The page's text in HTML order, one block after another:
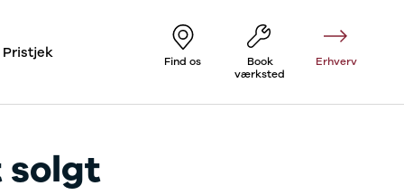
Pristjek Find os
Book
værksted
Erhverv
solgt